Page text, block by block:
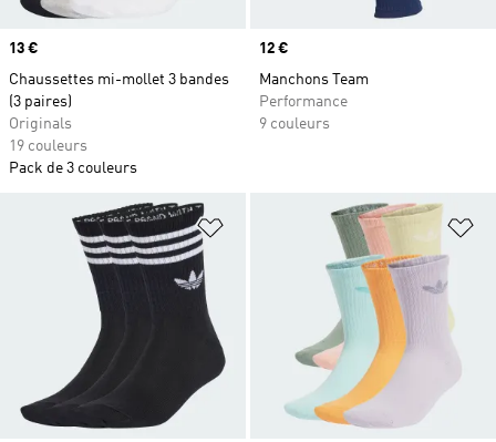
Prix
13 €
Chaussettes mi-mollet 3 bandes
(3 paires)
Originals
19 couleurs
Pack de 3 couleurs
Prix
12 €
Manchons Team
Performance
9 couleurs
Ajouter à la Liste de produits